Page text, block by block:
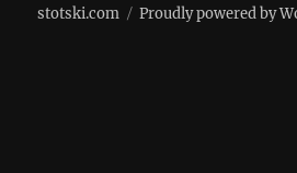
stotski.com Proudly powered by